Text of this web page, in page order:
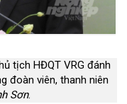
tịch HĐQT VRG đánh
đoàn viên, thanh niên
Sơn.